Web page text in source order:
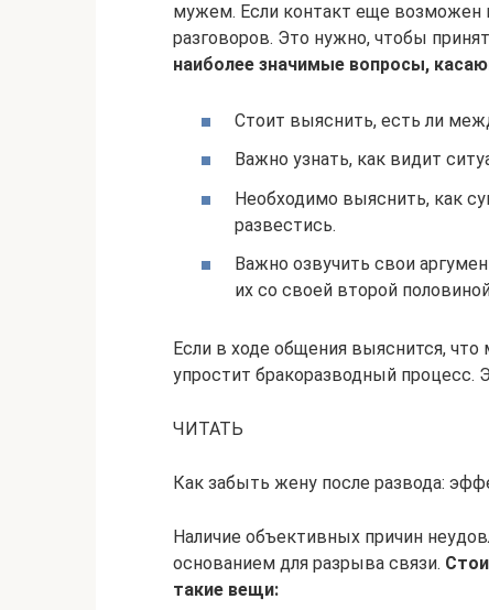
мужем. Если контакт еще возможен
разговоров. Это нужно, чтобы
наиболее значимые вопросы,
Стоит выяснить, есть ли
Важно узнать, как видит
Необходимо выяснить, как
развестись.
Важно озвучить свои
их со своей второй
Если в ходе общения выяснится,
упростит бракоразводный процесс.
ЧИТАТЬ
Как забыть жену после развода:
Наличие объективных причин
основанием для разрыва связи.
такие вещи: